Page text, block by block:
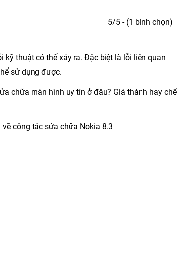
5/5 - (1 bình chọn)
kỹ thuật có thể xảy ra. Đặc biệt là lỗi liên quan
sử dụng được.
chữa màn hình uy tín ở đâu? Giá thành hay chế
công tác sửa chữa Nokia 8.3